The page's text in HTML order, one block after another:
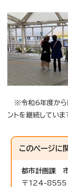
※令和6年度から
ントを継続していま
このページに
都市計画課
〒124-8555